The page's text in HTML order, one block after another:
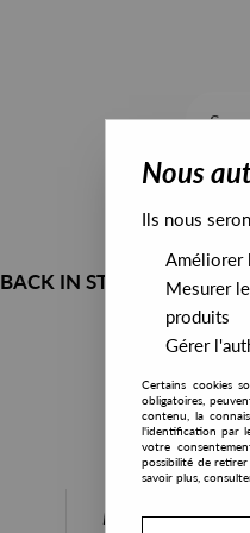
BACK IN STOCK ALL
PRESALES
Nous
Ils nous
Améliorer
Mesurer
produits
Gérer
Certains cookies
obligatoires,
contenu, la
l'identification par
votre
possibilité de
savoir plus,